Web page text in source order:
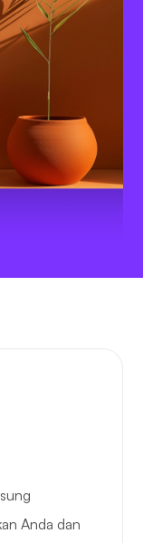
Anda dan